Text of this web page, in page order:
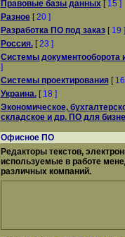
Правовые базы данных[ 15 ]
Разное[20 ]
Разработка ПО под заказ[ 19 ]
Россия.[23 ]
Системы документооборота
]
Системы проектирования[
Украина.[ 18 ]
Экономическое,
складское и др. ПО для
Офисное ПО
Редакторы текстов,
используемые в работе
различных компаний.